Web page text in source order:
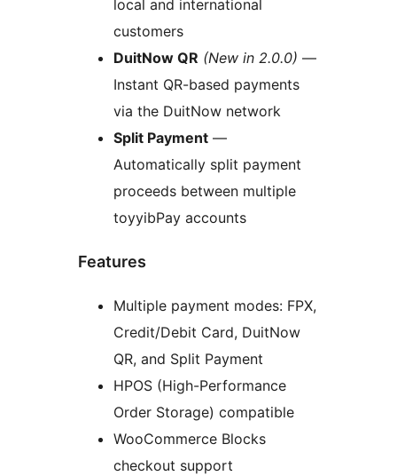
local and international
customers
DuitNow QR (New in 2.0.0) —
Instant QR-based payments
via the DuitNow network
Split Payment —
Automatically split payment
proceeds between multiple
toyyibPay accounts
Features
Multiple payment modes: FPX,
Credit/Debit Card, DuitNow
QR, and Split Payment
HPOS (High-Performance
Order Storage) compatible
WooCommerce Blocks
checkout support